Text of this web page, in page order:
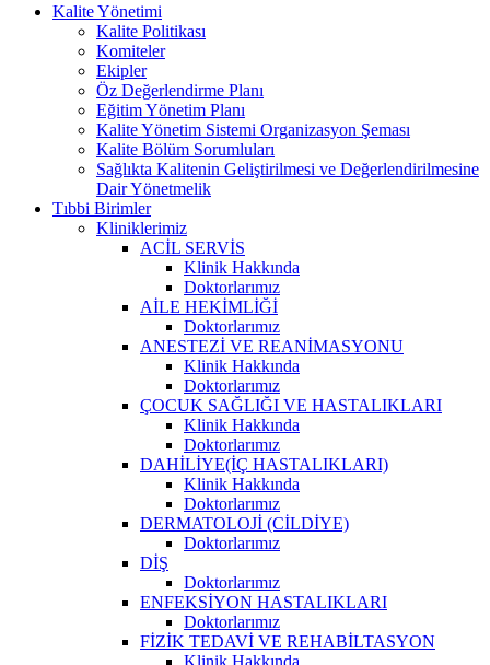
Kalite Yönetimi
Kalite Politikası
Komiteler
Ekipler
Öz Değerlendirme Planı
Eğitim Yönetim Planı
Kalite Yönetim Sistemi Organizasyon Şeması
Kalite Bölüm Sorumluları
Sağlıkta Kalitenin Geliştirilmesi ve Değerlendirilmesine
Dair Yönetmelik
Tıbbi Birimler
Kliniklerimiz
ACİL SERVİS
Klinik Hakkında
Doktorlarımız
AİLE HEKİMLİĞİ
Doktorlarımız
ANESTEZİ VE REANİMASYONU
Klinik Hakkında
Doktorlarımız
ÇOCUK SAĞLIĞI VE HASTALIKLARI
Klinik Hakkında
Doktorlarımız
DAHİLİYE(İÇ HASTALIKLARI)
Klinik Hakkında
Doktorlarımız
DERMATOLOJİ (CİLDİYE)
Doktorlarımız
DİŞ
Doktorlarımız
ENFEKSİYON HASTALIKLARI
Doktorlarımız
FİZİK TEDAVİ VE REHABİLTASYON
Klinik Hakkında